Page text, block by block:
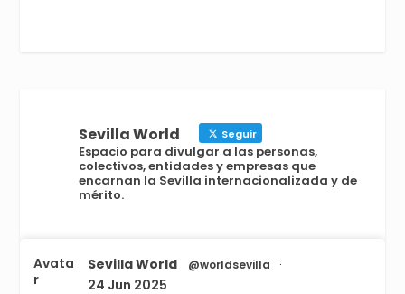
Sevilla World Seguir
Espacio para divulgar a las personas,
colectivos, entidades y empresas que
encarnan la Sevilla internacionalizada y de
mérito.
Avata
r
Sevilla World @worldsevilla ·
24 Jun 2025